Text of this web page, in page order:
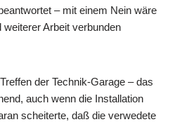
– mit einem Nein wäre
Arbeit verbunden
der Technik-Garage – das
auch wenn die Installation
scheiterte, daß die verwedete